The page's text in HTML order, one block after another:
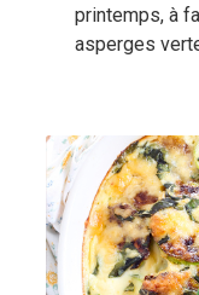
printemps, à
asperges